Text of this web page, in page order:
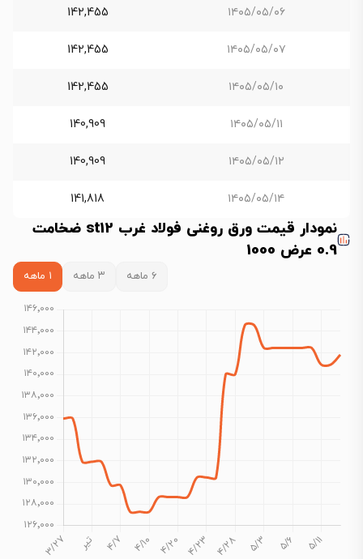
۱۴۰۵/۰۵/۰۶ 142,455
۱۴۰۵/۰۵/۰۷ 142,455
۱۴۰۵/۰۵/۱۰ 142,455
۱۴۰۵/۰۵/۱۱ 140,909
۱۴۰۵/۰۵/۱۲ 140,909
۱۴۰۵/۰۵/۱۴ 141,818
نمودار قیمت ورق روغنی فولاد غرب st12 ضخامت
0.9 عرض 1000
۶ ماهه ۳ ماهه ۱ ماهه